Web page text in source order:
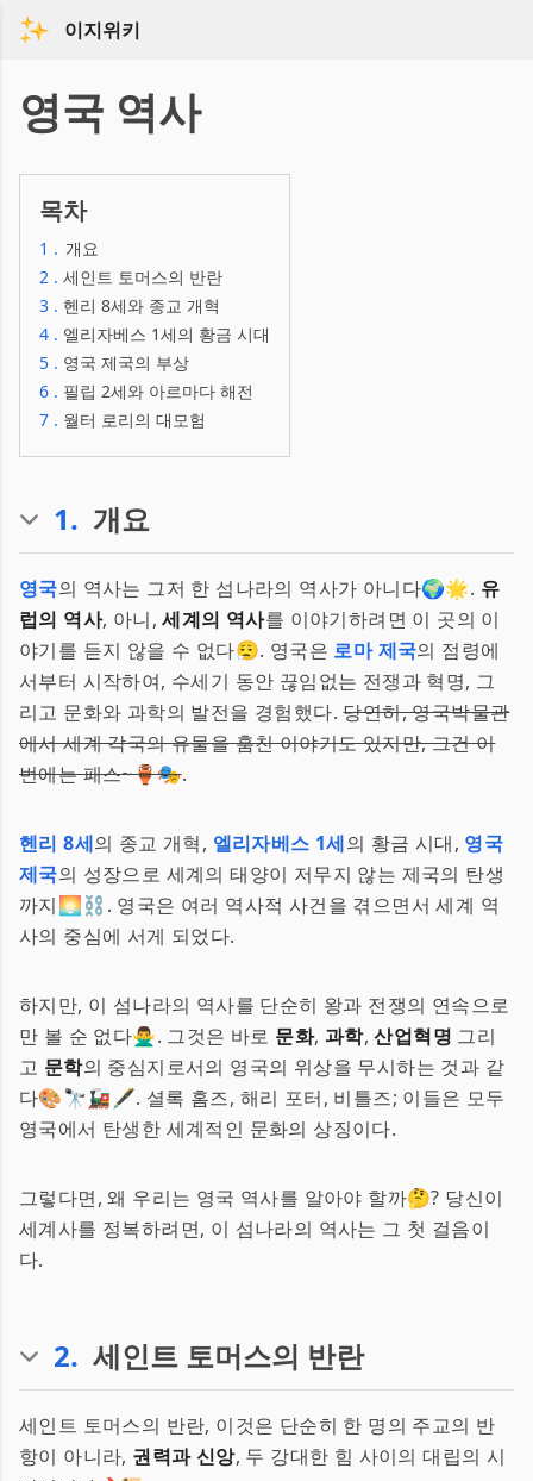
이지위키
영국 역사
목차
1 . 개요
2 . 세인트 토머스의 반란
3 . 헨리 8세와 종교 개혁
4 . 엘리자베스 1세의 황금 시대
5 . 영국 제국의 부상
6 . 필립 2세와 아르마다 해전
7 . 월터 로리의 대모험
1. 개요
영국의 역사는 그저 한 섬나라의 역사가 아니다🌍🌟. 유
럽의 역사, 아니,세계의 역사를 이야기하려면 이 곳의 이
야기를 듣지 않을 수 없다😮‍💨. 영국은 로마 제국의 점령에
서부터 시작하여, 수세기 동안 끊임없는 전쟁과 혁명, 그
리고 문화와 과학의 발전을 경험했다.당연히, 영국박물관
에서 세계 각국의 유물을 훔친 이야기도 있지만, 그건 이
번에는 패스~🏺🎭.
헨리 8세의 종교 개혁, 엘리자베스 1세의 황금 시대, 영국
제국의 성장으로 세계의 태양이 저무지 않는 제국의 탄생
까지🌅⛓️. 영국은 여러 역사적 사건을 겪으면서 세계 역
사의 중심에 서게 되었다.
하지만, 이 섬나라의 역사를 단순히 왕과 전쟁의 연속으로
만 볼 순 없다🙅‍♂️. 그것은 바로 문화, 과학,산업혁명 그리
고 문학의 중심지로서의 영국의 위상을 무시하는 것과 같
다🎨🔭🚂🖋️. 셜록 홈즈, 해리 포터, 비틀즈; 이들은 모두
영국에서 탄생한 세계적인 문화의 상징이다.
그렇다면, 왜 우리는 영국 역사를 알아야 할까🤔? 당신이
세계사를 정복하려면, 이 섬나라의 역사는 그 첫 걸음이
다.
2. 세인트 토머스의 반란
세인트 토머스의 반란, 이것은 단순히 한 명의 주교의 반
항이 아니라, 권력과 신앙, 두 강대한 힘 사이의 대립의 시